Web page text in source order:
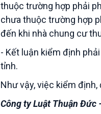
thuộc trường hợp phải
chưa thuộc trường hợp
đến khi nhà chung cư
- Kết luận kiểm định
tỉnh.
Như vậy, việc kiểm
Công ty Luật Thuận Đức